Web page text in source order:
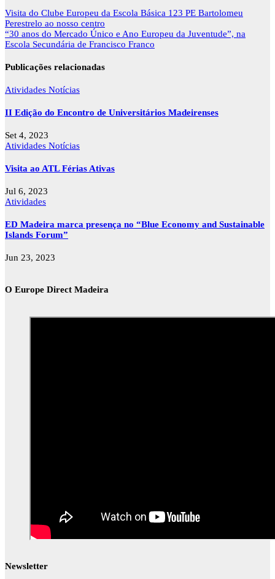
Navegação
de
artigos
Visita do Clube Europeu da Escola Básica 123 PE Bartolomeu
Perestrelo ao nosso centro
“30 anos do Mercado Único e Ano Europeu da Juventude”, na
Escola Secundária de Francisco Franco
Publicações relacionadas
Atividades Notícias
II Edição do Encontro de Universitários Madeirenses
Set 4, 2023
Atividades Notícias
Visita ao ATL Férias Ativas
Jul 6, 2023
Atividades
ED Madeira marca presença no “Blue Economy and Sustainable
Islands Forum”
Jun 23, 2023
O Europe Direct Madeira
Newsletter